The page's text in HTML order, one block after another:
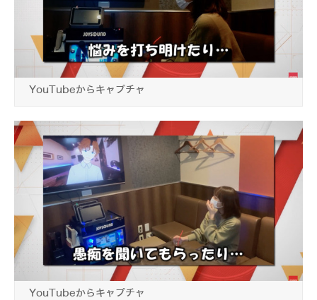
YouTubeからキャプチャ
YouTubeからキャプチャ